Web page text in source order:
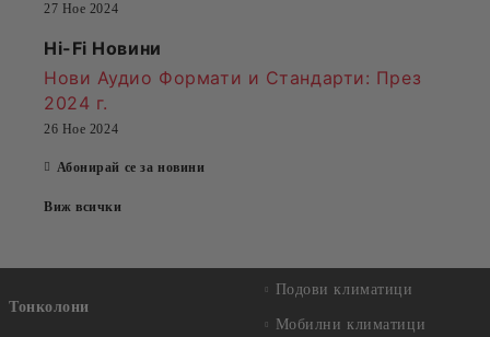
27 Ное 2024
Hi-Fi Новини
Нови Аудио Формати и Стандарти: През
2024 г.
26 Ное 2024
Абонирай се за новини
Виж всички
Тонколони
Подови климатици
Мобилни климатици